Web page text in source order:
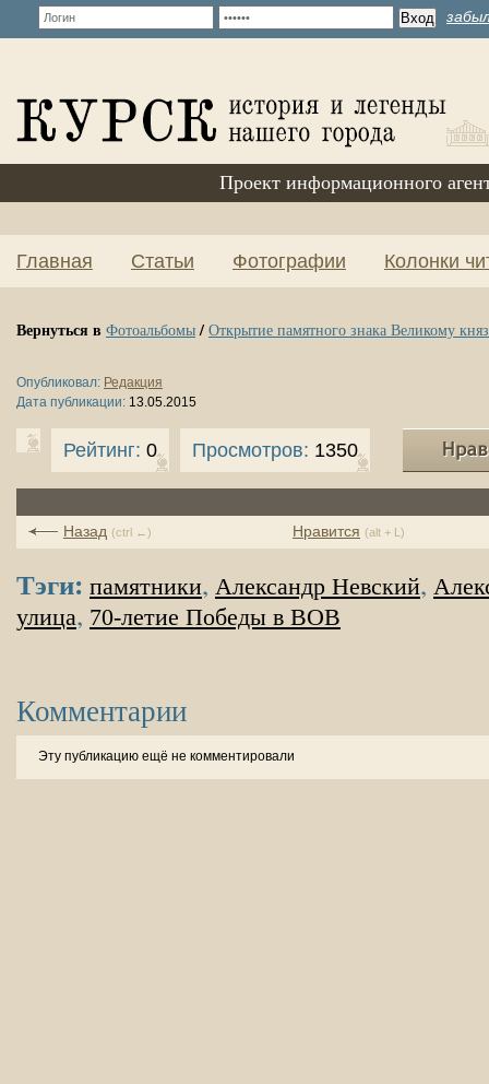
Проект информационного
Главная Статьи Фотографии Колонки
Вернуться в Фотоальбомы/ Открытие памятного знака Великому
Опубликовал: Редакция
Дата публикации: 13.05.2015
Рейтинг: 0 Просмотров: 1350
Нравится (alt + L)
Назад (ctrl ←)
Тэги: памятники, Александр Невский,
улица, 70-летие Победы в ВОВ
Комментарии
Эту публикацию ещё не комментировали